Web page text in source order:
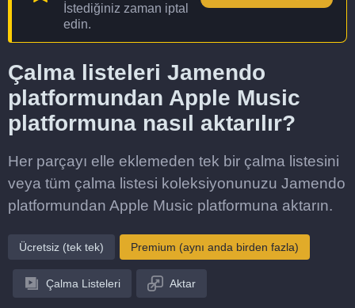
İstediğiniz zaman iptal
edin.
Çalma listeleri Jamendo
platformundan Apple Music
platformuna nasıl aktarılır?
Her parçayı elle eklemeden tek bir çalma listesini
veya tüm çalma listesi koleksiyonunuzu Jamendo
platformundan Apple Music platformuna aktarın.
Ücretsiz (tek tek) Premium (aynı anda birden fazla)
Çalma Listeleri Aktar